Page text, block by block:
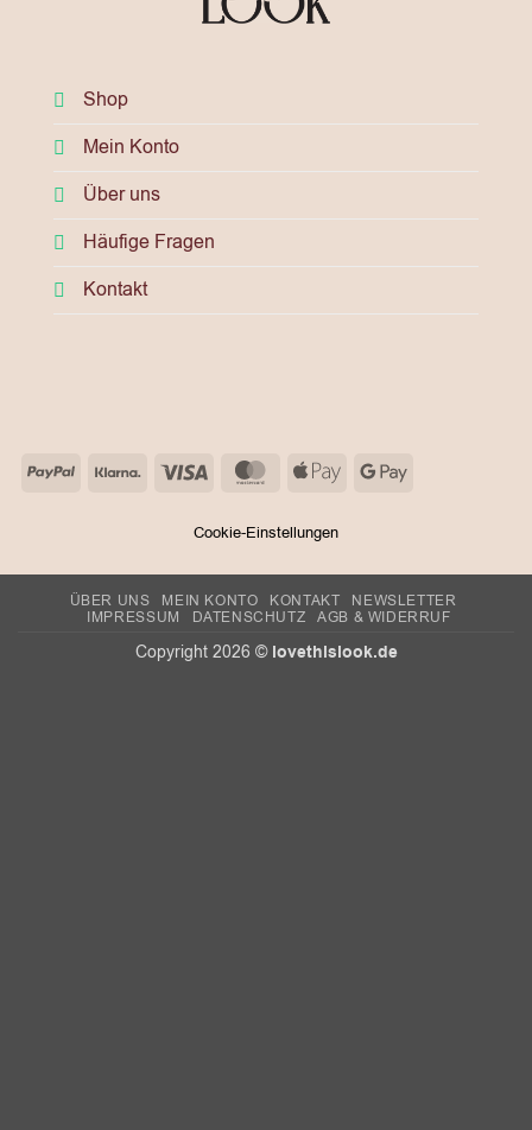
Shop
Mein Konto
Über uns
Häufige Fragen
Kontakt
PayPalKlarna Visa MasterCard
Apple
Google
Cookie-Einstellungen
ÜBER UNS MEIN KONTO KONTAKT
NEWSLETTER
IMPRESSUM
DATENSCHUTZ AGB & WIDERRUF
Copyright 2026 © lovethislook.de